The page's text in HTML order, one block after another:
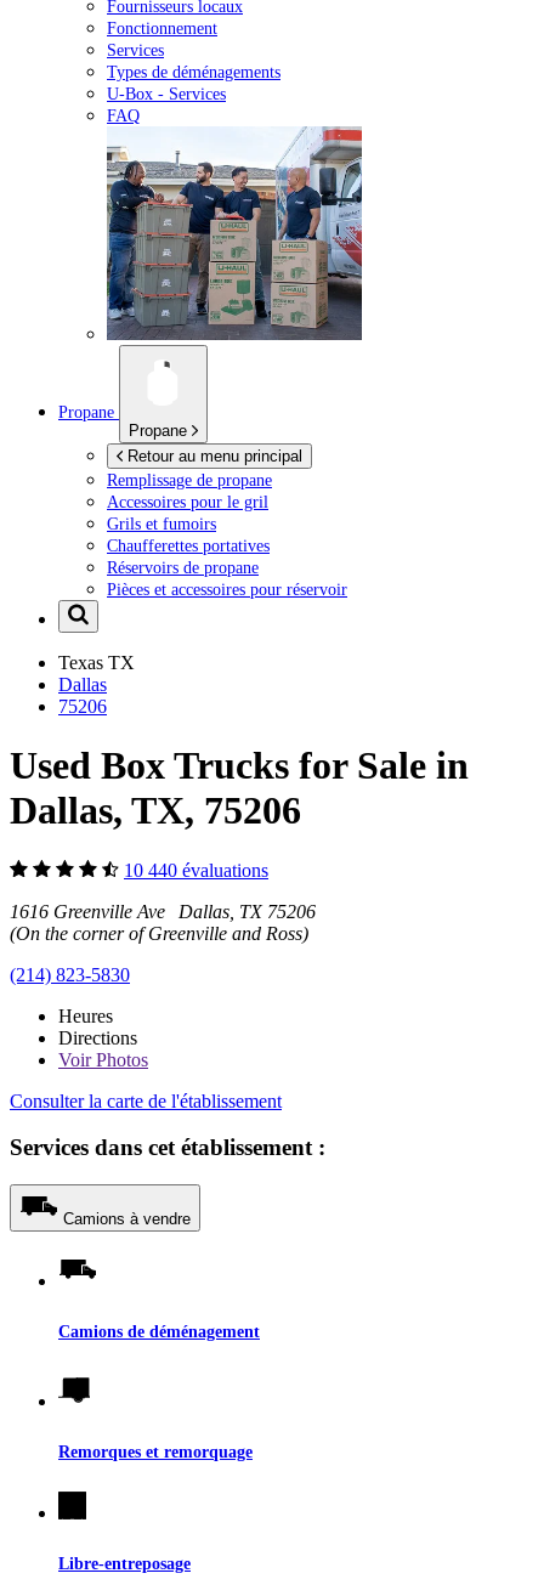
Fournisseurs locaux
Fonctionnement
Services
Types de déménagements
U-Box - Services
FAQ
Propane
Propane
Retour au menu principal
Remplissage de propane
Accessoires pour le gril
Grils et fumoirs
Chaufferettes portatives
Réservoirs de propane
Pièces et accessoires pour réservoir
Texas TX
Dallas
75206
Used Box Trucks for Sale in
Dallas, TX, 75206
10 440 évaluations
1616 Greenville Ave Dallas, TX 75206
(On the corner of Greenville and Ross)
(214) 823-5830
Heures
Directions
VoirPhotos
Consulter la carte de l'établissement
Services dans cet établissement :
Camions à vendre
Camions de déménagement
Remorques et remorquage
Libre-entreposage